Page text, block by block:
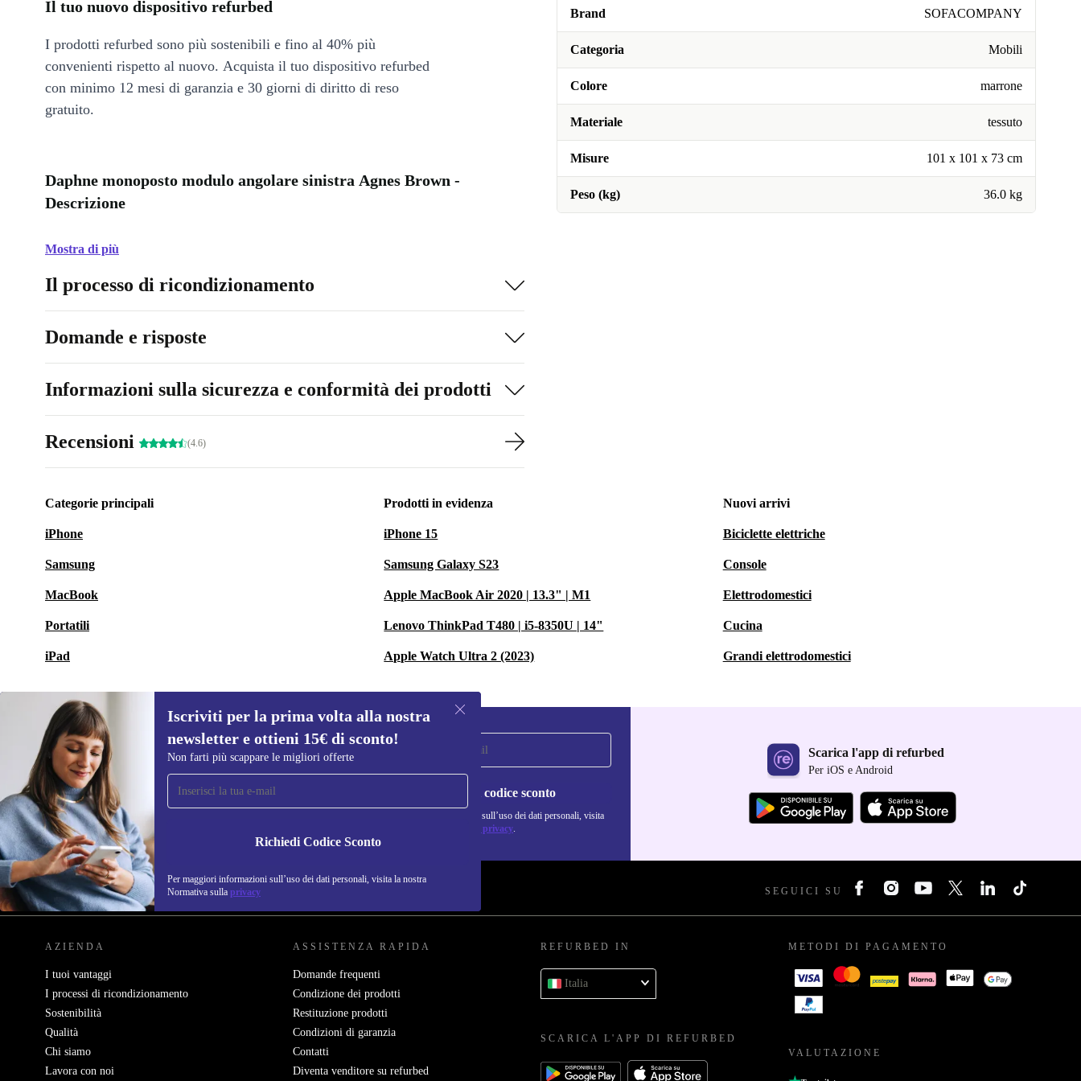
Brand SOFACOMPANY
Categoria Mobili
Colore marrone
Materiale tessuto
Misure 101 x 101 x 73 cm
Peso (kg) 36.0 kg
Il tuo nuovo dispositivo refurbed
I prodotti refurbed sono più sostenibili e fino al 40% più
convenienti rispetto al nuovo. Acquista il tuo dispositivo refurbed
con minimo 12 mesi di garanzia e 30 giorni di diritto di reso
gratuito.
Daphne monoposto modulo angolare sinistra Agnes Brown -
Descrizione
Mostra di più
Il processo di ricondizionamento
Domande e risposte
Informazioni sulla sicurezza e conformità dei prodotti
Recensioni (4.6)
Categorie principali
iPhone
Samsung
MacBook
Portatili
iPad
Prodotti in evidenza
iPhone 15
Samsung Galaxy S23
Apple MacBook Air 2020 | 13.3" | M1
Lenovo ThinkPad T480 | i5-8350U | 14"
Apple Watch Ultra 2 (2023)
Nuovi arrivi
Biciclette elettriche
Console
Elettrodomestici
Cucina
Grandi elettrodomestici
Iscriviti per la prima volta alla nostra
newsletter e ottieni 15€ di sconto!
Non farti più scappare le migliori offerte
Richiedi Codice Sconto
Per maggiori informazioni sull’uso dei dati personali, visita la nostra
Normativa sulla privacy
Iscriviti per la prima volta alla nostra
newsletter e ottieni 15€ di sconto!
Non farti più scappare le migliori offerte.
Richiedi codice sconto
Per maggiori informazioni sull’uso dei dati personali, visita
Normativa sulla privacy.
Scarica l'app di refurbed
Per iOS e Android
REFURBED ITALIA - RETHINK NEW. SEGUICI SU
AZIENDA
I tuoi vantaggi
I processi di ricondizionamento
Sostenibilità
Qualità
Chi siamo
Lavora con noi
ASSISTENZA RAPIDA
Domande frequenti
Condizione dei prodotti
Restituzione prodotti
Condizioni di garanzia
Contatti
Diventa venditore su refurbed
REFURBED IN
Italia
SCARICA L'APP DI REFURBED
METODI DI PAGAMENTO
VALUTAZIONE